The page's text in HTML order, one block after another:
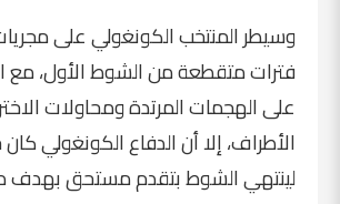
وسيطر المنتخب الكونغولي على
فترات متقطعة من الشوط الأول، مع
على الهجمات المرتدة ومحاولات
الأطراف، إلا أن الدفاع الكونغولي
لينتهي الشوط بتقدم مستحق بهدف